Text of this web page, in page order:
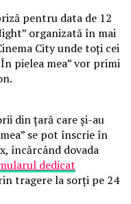
pentru data de 12
organizată în mai
City unde toți cei
pielea mea” vor primi
din țară care și-au
se pot înscrie în
încărcând dovada
dedicat
tragere la sorți pe 24